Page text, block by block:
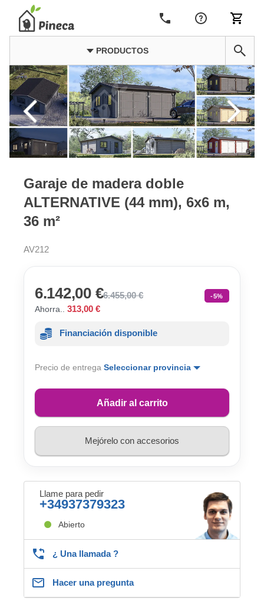
PRODUCTOS
Garaje de madera doble
ALTERNATIVE (44 mm), 6x6 m,
36 m²
AV212
6.142,00 €6.455,00 € -5%
Ahorra.. 313,00 €
Financiación disponible
Precio de entrega Seleccionar provincia
Añadir al carrito
Mejórelo con accesorios
Llame para pedir
+34937379323
Abierto
¿ Una llamada ?
Hacer una pregunta